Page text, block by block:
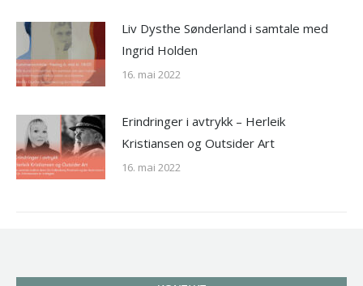
Liv Dysthe Sønderland i samtale med
Ingrid Holden
16. mai 2022
Erindringer i avtrykk – Herleik
Kristiansen og Outsider Art
16. mai 2022